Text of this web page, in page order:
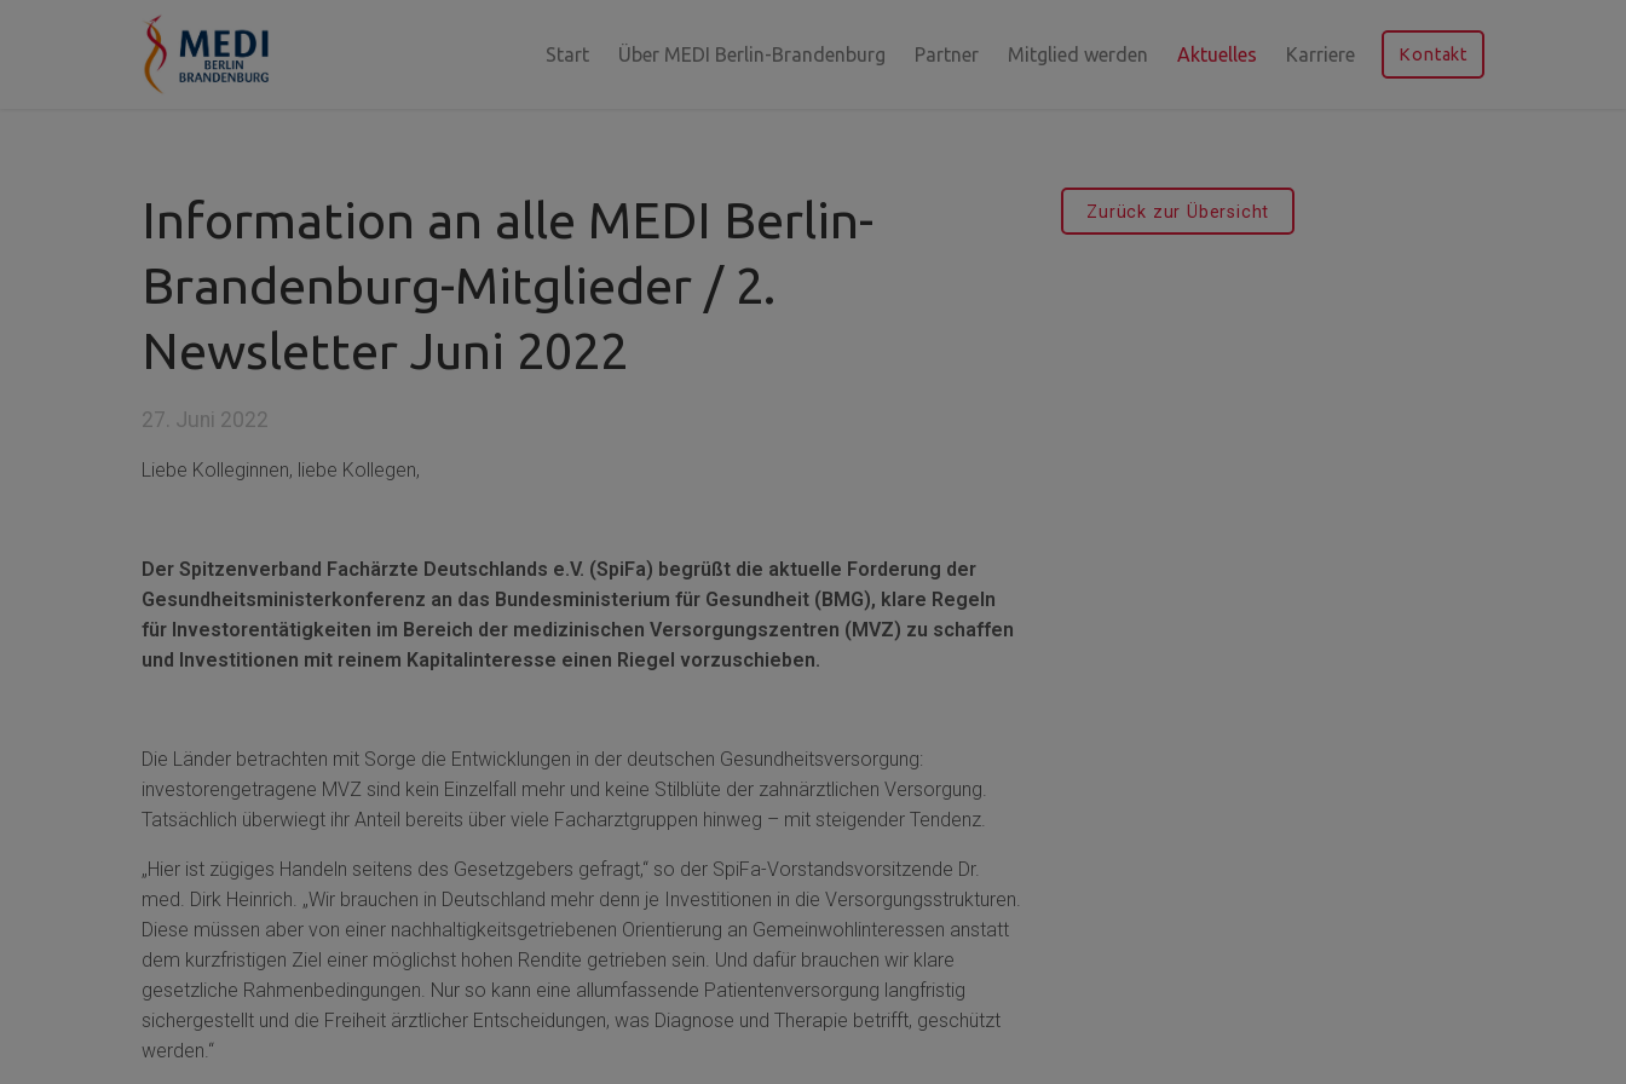
Start Über MEDI Berlin-Brandenburg Partner Mitglied werden Aktuelles Karriere Kontakt
Zurück zur Übersicht
Information an alle MEDI Berlin-
Brandenburg-Mitglieder / 2.
Newsletter Juni 2022
27. Juni 2022
Liebe Kolleginnen, liebe Kollegen,
Der Spitzenverband Fachärzte Deutschlands e.V. (SpiFa) begrüßt die aktuelle Forderung der
Gesundheitsministerkonferenz an das Bundesministerium für Gesundheit (BMG), klare Regeln
für Investorentätigkeiten im Bereich der medizinischen Versorgungszentren (MVZ) zu schaffen
und Investitionen mit reinem Kapitalinteresse einen Riegel vorzuschieben.
Die Länder betrachten mit Sorge die Entwicklungen in der deutschen Gesundheitsversorgung:
investorengetragene MVZ sind kein Einzelfall mehr und keine Stilblüte der zahnärztlichen Versorgung.
Tatsächlich überwiegt ihr Anteil bereits über viele Facharztgruppen hinweg – mit steigender Tendenz.
„Hier ist zügiges Handeln seitens des Gesetzgebers gefragt,“ so der SpiFa-Vorstandsvorsitzende Dr.
med. Dirk Heinrich. „Wir brauchen in Deutschland mehr denn je Investitionen in die Versorgungsstrukturen.
Diese müssen aber von einer nachhaltigkeitsgetriebenen Orientierung an Gemeinwohlinteressen anstatt
dem kurzfristigen Ziel einer möglichst hohen Rendite getrieben sein. Und dafür brauchen wir klare
gesetzliche Rahmenbedingungen. Nur so kann eine allumfassende Patientenversorgung langfristig
sichergestellt und die Freiheit ärztlicher Entscheidungen, was Diagnose und Therapie betrifft, geschützt
werden.“